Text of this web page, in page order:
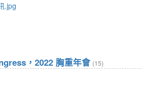
.jpg
，2022 胸重年會 (15)